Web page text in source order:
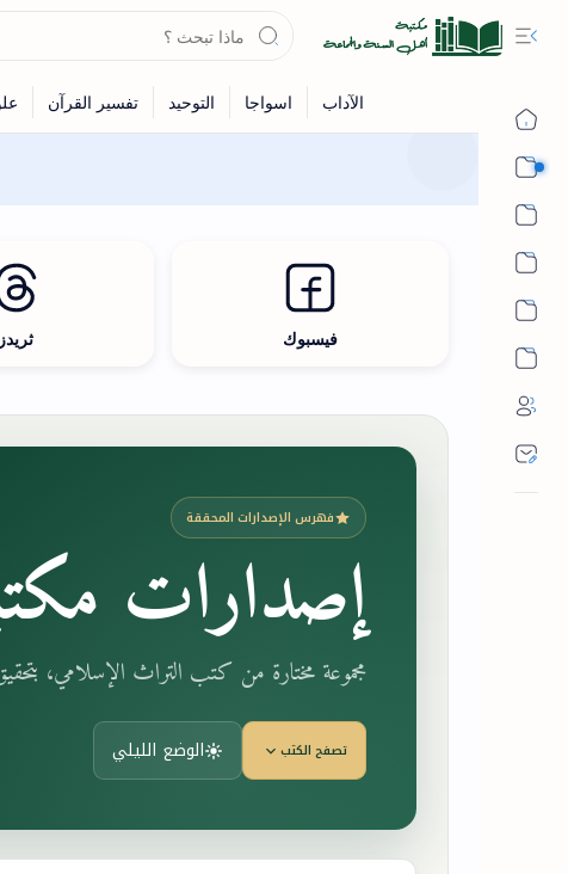
فيسبوك ثريدز
فهرس الإصدارات المحققة
إصدارات
مجموعة مختارة من كتب التراث الإسلامي،
تصفح الكتب الوضع الليلي